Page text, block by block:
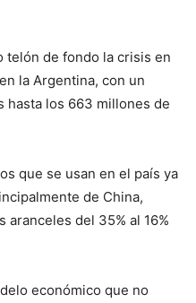
telón de fondo la crisis en
la Argentina, con un
hasta los 663 millones de
que se usan en el país ya
de China,
aranceles del 35% al 16%
económico que no